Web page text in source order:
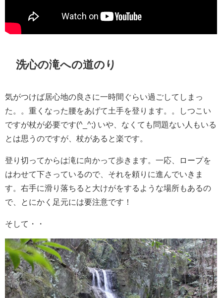
洗心の滝への道のり
気がつけば居心地の良さに一時間ぐらい過ごしてしまっ
た。。重くなった腰をあげて土手を登ります。。しつこい
ですが杖が必要です(^_^;) いや、なくても問題ない人もいる
とは思うのですが、杖があると楽です。
登り切ってからは滝に向かって歩きます。一応、ロープを
はわせて下さっているので、それを頼りに進んでいきま
す。右手に滑り落ちると大けがをするような場所もあるの
で、とにかく足元には要注意です！
そして・・